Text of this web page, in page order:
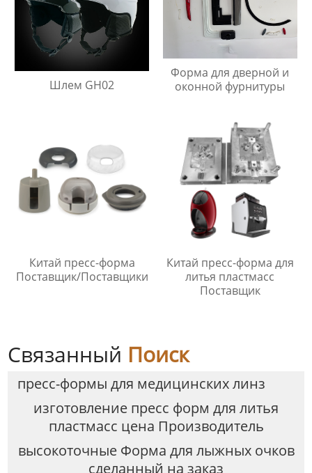
Шлем GH02
Форма для дверной и
оконной фурнитуры
Китай пресс-форма
Поставщик/Поставщики
Китай пресс-форма для
литья пластмасс
Поставщик
Связанный Поиск
пресс-формы для медицинских линз
изготовление пресс форм для литья
пластмасс цена Производитель
высокоточные Форма для лыжных очков
сделанный на заказ